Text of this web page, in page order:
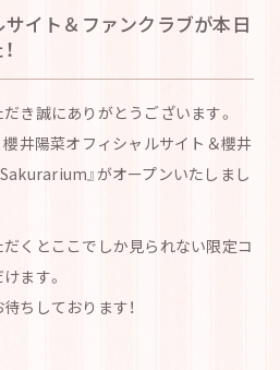
イト＆ファンクラブが本日
き誠にありがとうございます。
井陽菜オフィシャルサイト＆櫻井
』がオープンいたしまし
くとここでしか見られない限定コ
ます。
ちしております！